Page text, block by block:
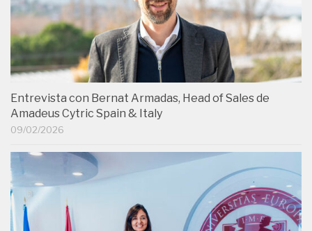
Entrevista con Bernat Armadas, Head of Sales de
Amadeus Cytric Spain & Italy
09/02/2026